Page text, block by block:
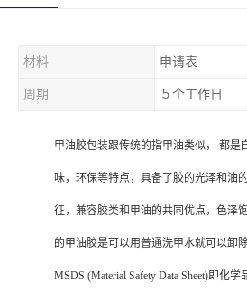
材料 申请表
周期 ５个工作日
甲油胶包装跟传统的指甲油类似， 都
味，环保等特点，具备了胶的光泽和油
征，兼容胶类和甲油的共同优点，色泽
的甲油胶是可以用普通洗甲水就可以卸除
MSDS (Material Safety Data Sheet)即